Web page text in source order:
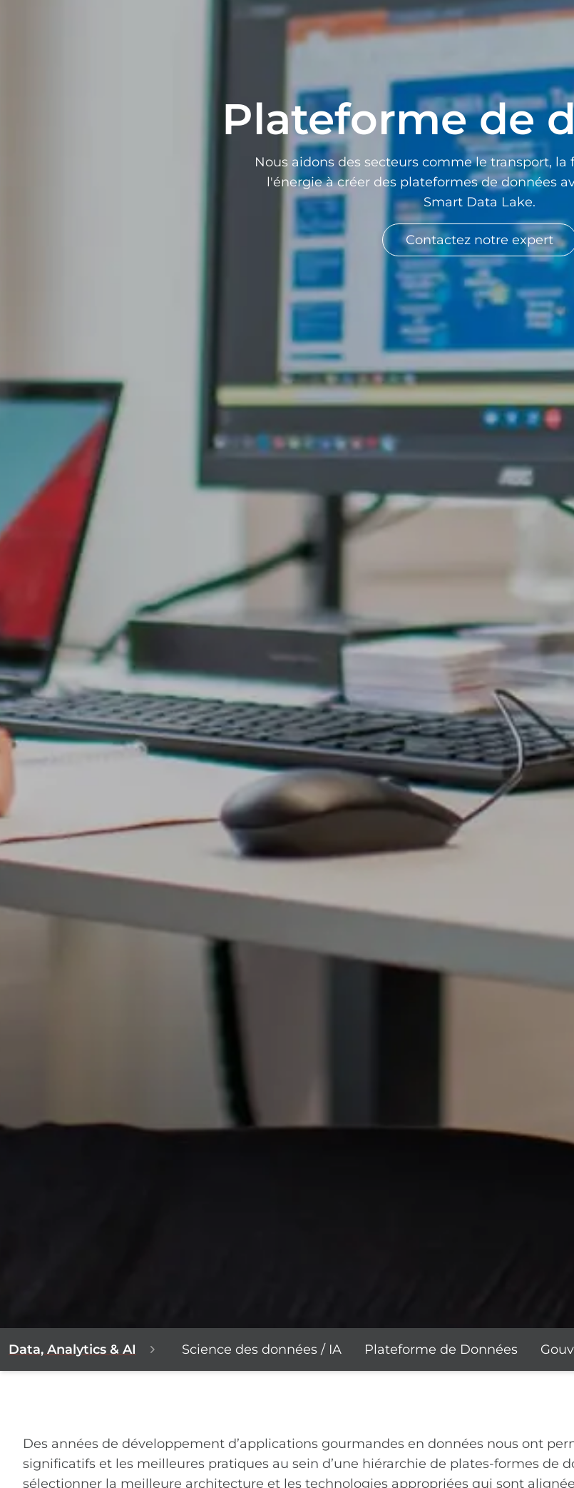
Plateforme de
Nous aidons des secteurs comme le transport,
l'énergie à créer des plateformes de données
Smart Data Lake.
Contactez notre expert
Data, Analytics & AI Science des données / IA Plateforme de Données
Des années de développement d’applications gourmandes en données nous ont
significatifs et les meilleures pratiques au sein d’une hiérarchie de plates-formes de
sélectionner la meilleure architecture et les technologies appropriées qui sont